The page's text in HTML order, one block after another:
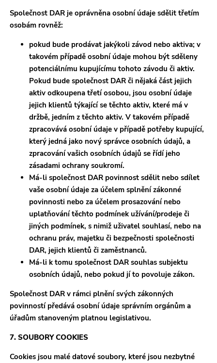
Společnost DAR je oprávněna osobní údaje sdělit třetím
osobám rovněž:
pokud bude prodávat jakýkoli závod nebo aktiva; v
takovém případě osobní údaje mohou být sděleny
potenciálnímu kupujícímu tohoto závodu či aktiv.
Pokud bude společnost DAR či nějaká část jejich
aktiv odkoupena třetí osobou, jsou osobní údaje
jejich klientů týkající se těchto aktiv, které má v
držbě, jedním z těchto aktiv. V takovém případě
zpracovává osobní údaje v případě potřeby kupující,
který jedná jako nový správce osobních údajů, a
zpracování vašich osobních údajů se řídí jeho
zásadami ochrany soukromí.
Má-li společnost DAR povinnost sdělit nebo sdílet
vaše osobní údaje za účelem splnění zákonné
povinnosti nebo za účelem prosazování nebo
uplatňování těchto podmínek užívání/prodeje či
jiných podmínek, s nimiž uživatel souhlasí, nebo na
ochranu práv, majetku či bezpečnosti společnosti
DAR, jejich klientů či zaměstnanců.
Má-li k tomu společnost DAR souhlas subjektu
osobních údajů, nebo pokud jí to povoluje zákon.
Společnost DAR v rámci plnění svých zákonných
povinností předává osobní údaje správním orgánům a
úřadům stanoveným platnou legislativou.
7. SOUBORY COOKIES
Cookies jsou malé datové soubory, které jsou nezbytné